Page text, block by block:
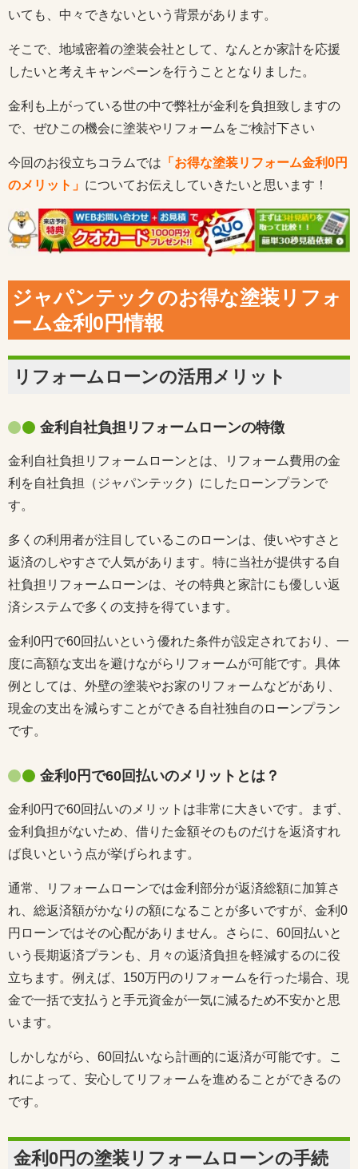
いても、中々できないという背景があります。
そこで、地域密着の塗装会社として、なんとか家計を応援
したいと考えキャンペーンを行うこととなりました。
金利も上がっている世の中で弊社が金利を負担致しますの
で、ぜひこの機会に塗装やリフォームをご検討下さい
今回のお役立ちコラムでは 「お得な塗装リフォーム金利0円
のメリット」 についてお伝えしていきたいと思います！
ジャパンテックのお得な塗装リフォ
ーム金利0円情報
リフォームローンの活用メリット
金利自社負担リフォームローンの特徴
金利自社負担リフォームローンとは、リフォーム費用の金
利を自社負担（ジャパンテック）にしたローンプランで
す。
多くの利用者が注目しているこのローンは、使いやすさと
返済のしやすさで人気があります。特に当社が提供する自
社負担リフォームローンは、その特典と家計にも優しい返
済システムで多くの支持を得ています。
金利0円で60回払いという優れた条件が設定されており、一
度に高額な支出を避けながらリフォームが可能です。具体
例としては、外壁の塗装やお家のリフォームなどがあり、
現金の支出を減らすことができる自社独自のローンプラン
です。
金利0円で60回払いのメリットとは？
金利0円で60回払いのメリットは非常に大きいです。まず、
金利負担がないため、借りた金額そのものだけを返済すれ
ば良いという点が挙げられます。
通常、リフォームローンでは金利部分が返済総額に加算さ
れ、総返済額がかなりの額になることが多いですが、金利0
円ローンではその心配がありません。さらに、60回払いと
いう長期返済プランも、月々の返済負担を軽減するのに役
立ちます。例えば、150万円のリフォームを行った場合、現
金で一括で支払うと手元資金が一気に減るため不安かと思
います。
しかしながら、60回払いなら計画的に返済が可能です。こ
れによって、安心してリフォームを進めることができるの
です。
金利0円の塗装リフォームローンの手続